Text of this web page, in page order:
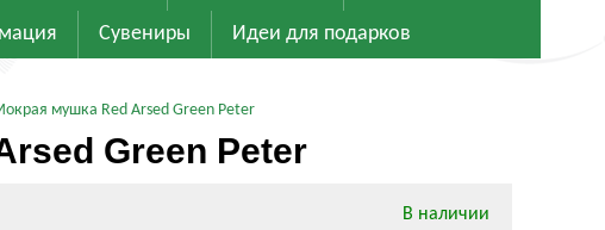
Сувениры Идеи для подарков
мушка Red Arsed Green Peter
Green Peter
В наличии